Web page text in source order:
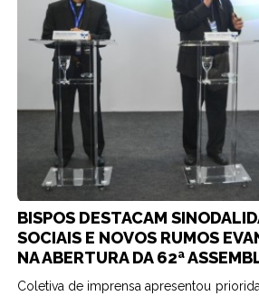
BISPOS DESTACAM
SOCIAIS E NOVOS RUMOS
NA ABERTURA DA 62ª
Coletiva de imprensa apresentou